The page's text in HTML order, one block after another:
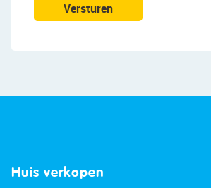
Versturen
Huis verkopen